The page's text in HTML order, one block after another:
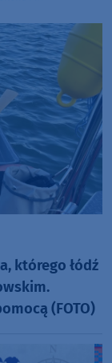
którego łódź
(FOTO)